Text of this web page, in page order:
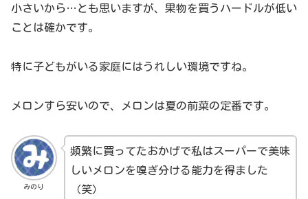
小さいから…とも思いますが、果物を買うハードルが低い
ことは確かです。
特に子どもがいる家庭にはうれしい環境ですね。
メロンすら安いので、メロンは夏の前菜の定番です。
みのり
頻繁に買ってたおかげで私はスーパーで美味
しいメロンを嗅ぎ分ける能力を得ました
（笑）